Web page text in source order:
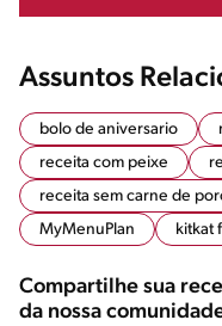
Assuntos
bolo de aniversario
receita com peixe
receita sem carne de
MyMenuPlan
kitkat
Compartilhe sua
da nossa